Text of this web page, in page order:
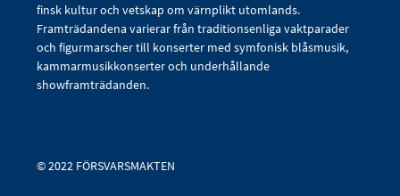
finsk kultur och vetskap om värnplikt utomlands.
Framträdandena varierar från traditionsenliga vaktparader
och figurmarscher till konserter med symfonisk blåsmusik,
kammarmusikkonserter och underhållande
showframträdanden.
© 2022 FÖRSVARSMAKTEN